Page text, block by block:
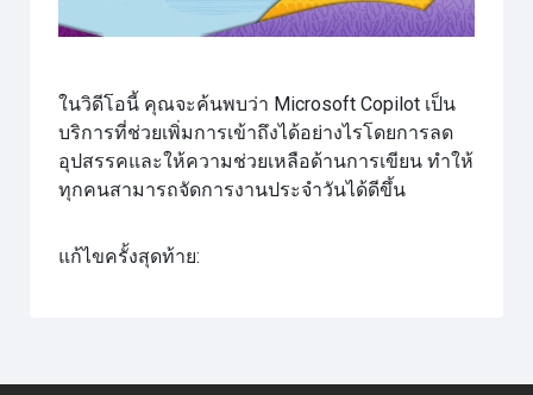
ในวิดีโอนี้ คุณจะค้นพบว่า Microsoft Copilot เป็น
บริการที่ช่วยเพิ่มการเข้าถึงได้อย่างไรโดยการลด
อุปสรรคและให้ความช่วยเหลือด้านการเขียน ทำให้
ทุกคนสามารถจัดการงานประจำวันได้ดีขึ้น
แก้ไขครั้งสุดท้าย: